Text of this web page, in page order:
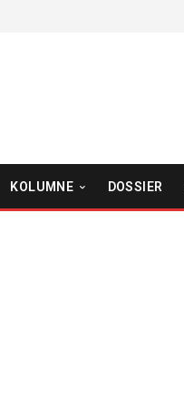
KOLUMNE DOSSIER